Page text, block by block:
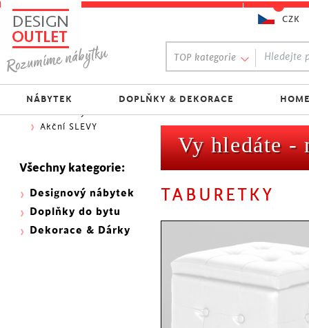
Vy hledáte -
TABURETKY
Oblíbený výběr:
300 NOVINEK
333 BESTSELLERŮ
Nejlevnější do 1.500 Kč
Skladovky
Akční SLEVY
Všechny kategorie:
Designový nábytek
Doplňky do bytu
Dekorace & Dárky
TOP kategorie
NÁBYTEK DOPLŇKY & DEKORACE
CZK